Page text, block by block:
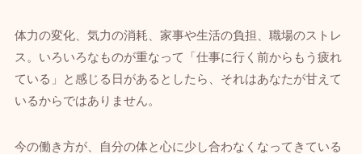
体力の変化、気力の消耗、家事や生活の負担、職場のストレ
ス。いろいろなものが重なって「仕事に行く前からもう疲れ
ている」と感じる日があるとしたら、それはあなたが甘えて
いるからではありません。
今の働き方が、自分の体と心に少し合わなくなってきている